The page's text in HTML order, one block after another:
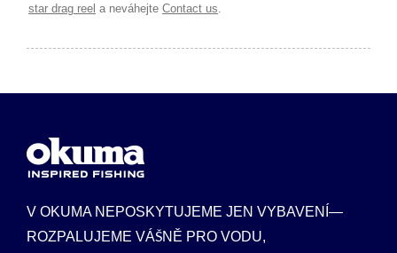
star drag reel a neváhejte Contact us
V OKUMA NEPOSKYTUJEME JEN VYBAVENÍ—
ROZPALUJEME VÁŠNĚ PRO VODU,